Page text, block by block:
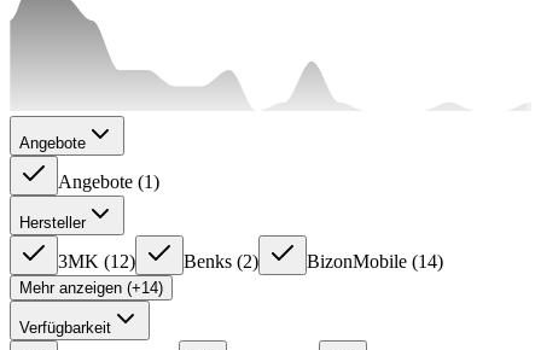
Angebote
Angebote (1)
Hersteller
3MK (12) Benks (2) BizonMobile (14)
Mehr anzeigen (+14)
Verfügbarkeit